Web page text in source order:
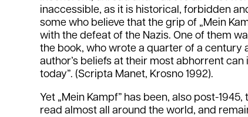
inaccessible, as it is historical, forbidden
some who believe that the grip of „Mein
with the defeat of the Nazis. One of them
the book, who wrote a quarter of a century
author’s beliefs at their most abhorrent can
today”. (Scripta Manet, Krosno 1992).
Yet „Mein Kampf” has been, also post-
read almost all around the world, and